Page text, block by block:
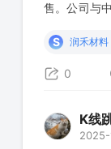
售。公司与
S
润禾材料
0
K线
2025-